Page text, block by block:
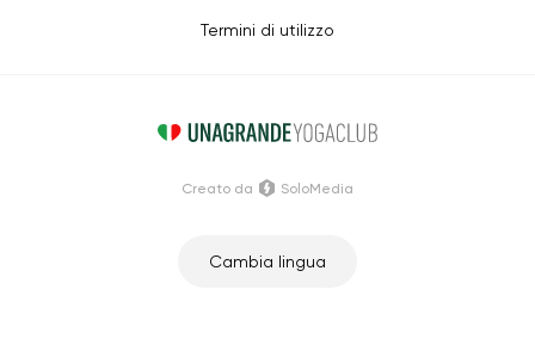
Termini di utilizzo
Cambia lingua
Creato da SoloMedia